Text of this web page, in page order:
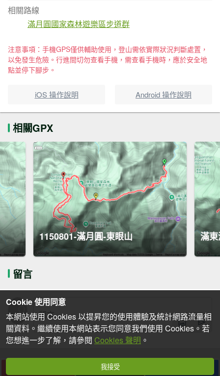
相關路線
滿月圓國家森林遊樂區步道群
注意事項：手機GPS僅供輔助使用，登山需依實際狀況判斷處置，
以免發生危險。行進間切勿查看手機，需查看手機時，應於安全地
點並停下腳步。
iOS 操作說明 Android 操作說明
相關GPX
1150801-滿月圓-東眼山 滿
留言
下載
Cookie 使用同意
本網站使用 Cookies 以提昇您的使用體驗及統計網路流量相
關資料。繼續使用本網站表示您同意我們使用 Cookies。若
您想進一步了解，請參閱 Cookies 聲明 。
我接受